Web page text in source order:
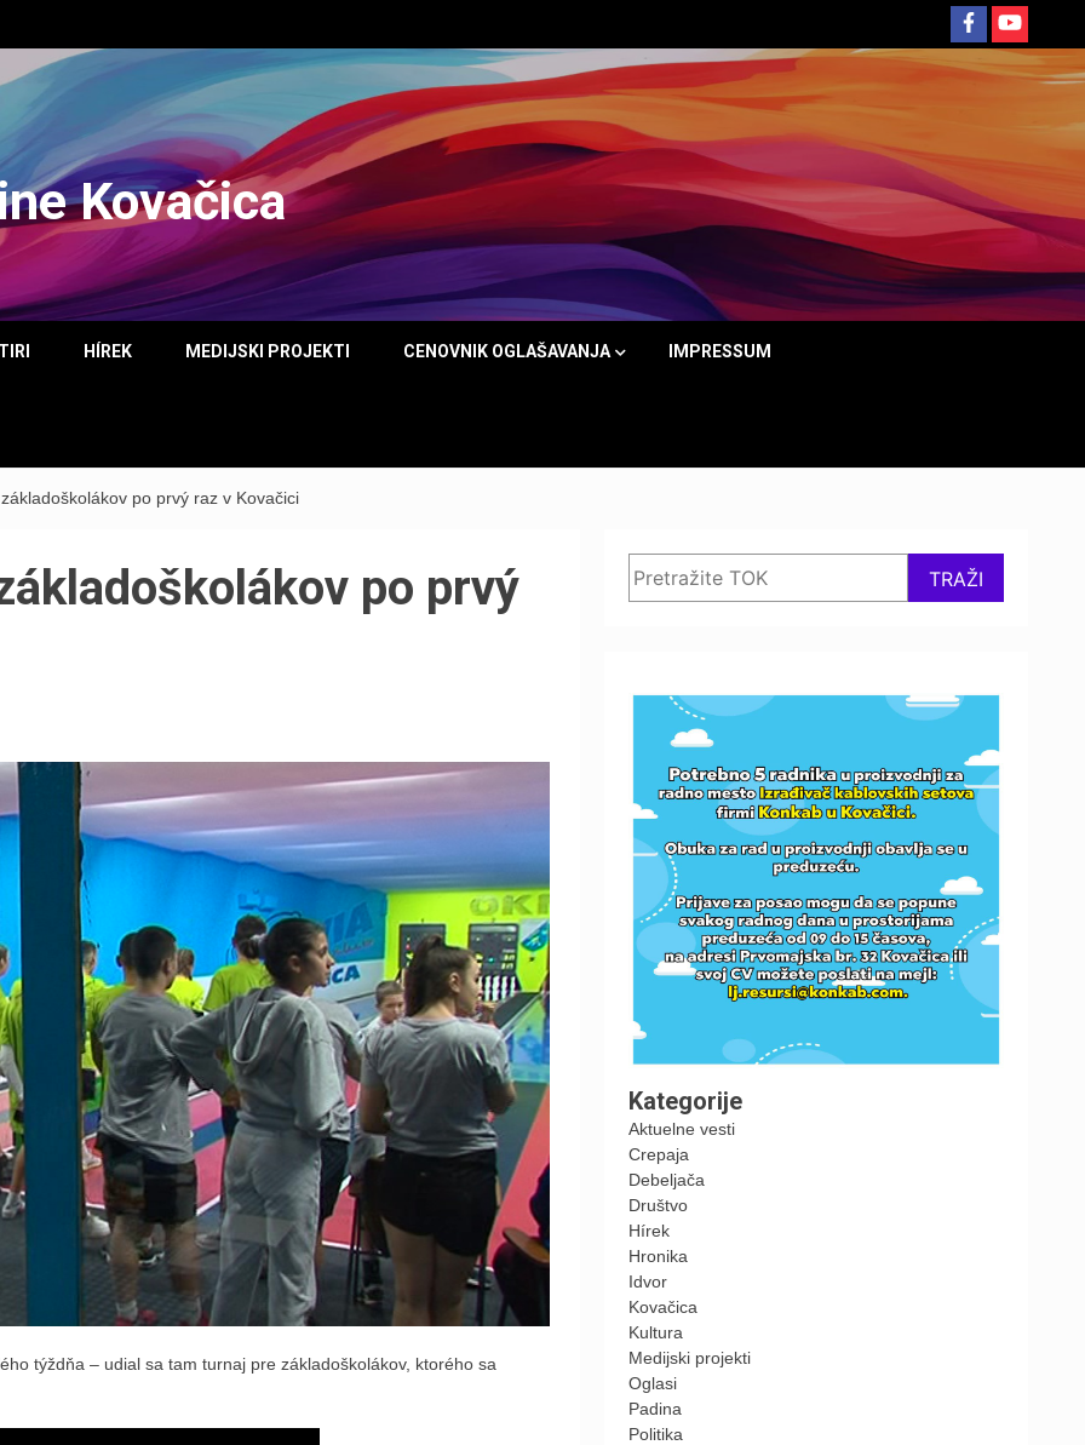
Kovačica
HÍREK MEDIJSKI PROJEKTI CENOVNIK OGLAŠAVANJA IMPRESSUM
po prvý raz v Kovačici
po prvý
týždňa – udial sa tam turnaj pre základoškolákov, ktorého sa
TRAŽI
Kategorije
Aktuelne vesti
Crepaja
Debeljača
Društvo
Hírek
Hronika
Idvor
Kovačica
Kultura
Medijski projekti
Oglasi
Padina
Politika